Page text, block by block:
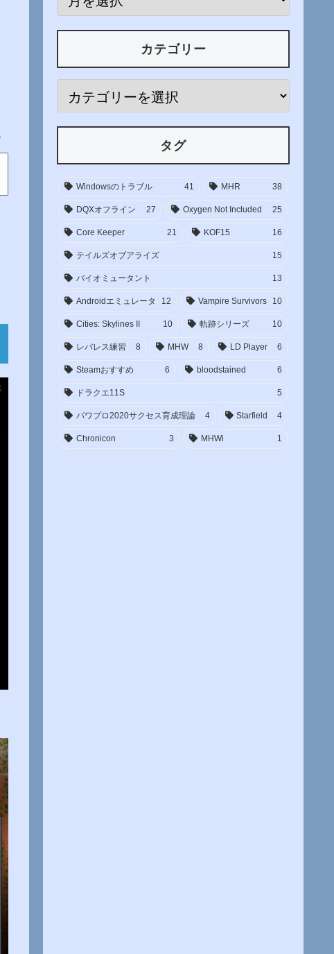
カテゴリー
タグ
Windowsのトラブル 41 MHR 38
DQXオフライン 27 Oxygen Not Included 25
Core Keeper 21 KOF15 16
テイルズオブアライズ 15
バイオミュータント 13
Androidエミュレータ 12 Vampire Survivors 10
Cities: Skylines II 10 軌跡シリーズ 10
レバレス練習 8 MHW 8 LD Player 6
Steamおすすめ 6 bloodstained 6
ドラクエ11S 5
パワプロ2020サクセス育成理論 4 Starfield 4
Chronicon 3 MHWi 1